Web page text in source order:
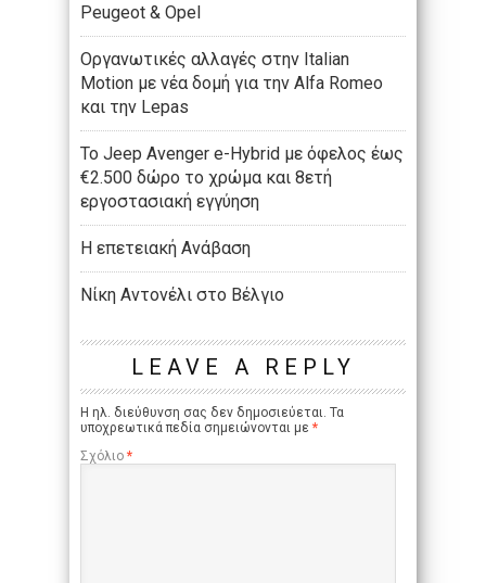
Peugeot & Opel
Οργανωτικές αλλαγές στην Italian
Motion με νέα δομή για την Alfa Romeo
και την Lepas
Το Jeep Avenger e-Hybrid με όφελος έως
€2.500 δώρο το χρώμα και 8ετή
εργοστασιακή εγγύηση
Η επετειακή Ανάβαση
Νίκη Αντονέλι στο Βέλγιο
LEAVE A REPLY
Η ηλ. διεύθυνση σας δεν δημοσιεύεται. Τα
υποχρεωτικά πεδία σημειώνονται με *
Σχόλιο *